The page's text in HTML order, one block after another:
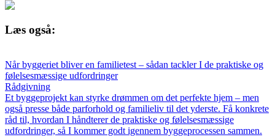
Læs også:
Når byggeriet bliver en familietest – sådan tackler I de praktiske og
følelsesmæssige udfordringer
Rådgivning
Et byggeprojekt kan styrke drømmen om det perfekte hjem – men
også presse både parforhold og familieliv til det yderste. Få konkrete
råd til, hvordan I håndterer de praktiske og følelsesmæssige
udfordringer, så I kommer godt igennem byggeprocessen sammen.